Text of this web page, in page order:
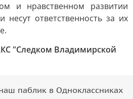
и нравственном развитии
несут ответственность за их
"Следком Владимирской
паблик в Одноклассниках